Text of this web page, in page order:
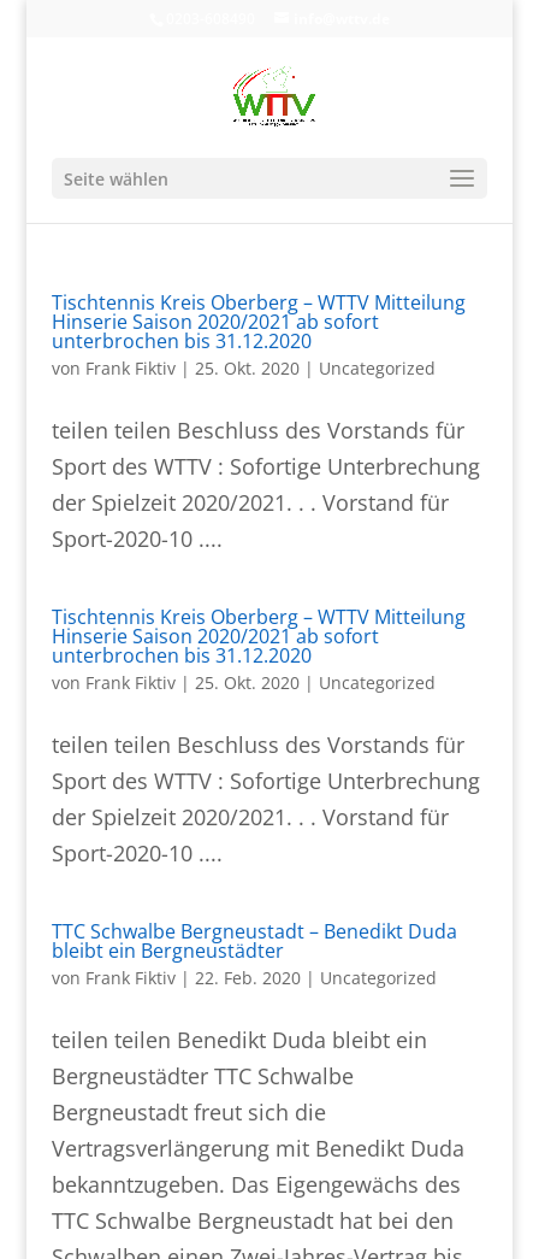
Seite wählen
Tischtennis Kreis Oberberg – WTTV Mitteilung
Hinserie Saison 2020/2021 ab sofort
unterbrochen bis 31.12.2020
von Frank Fiktiv| 25. Okt. 2020| Uncategorized
teilen teilen Beschluss des Vorstands für
Sport des WTTV : Sofortige Unterbrechung
der Spielzeit 2020/2021. . . Vorstand für
Sport-2020-10 ....
Tischtennis Kreis Oberberg – WTTV Mitteilung
Hinserie Saison 2020/2021 ab sofort
unterbrochen bis 31.12.2020
von Frank Fiktiv| 25. Okt. 2020| Uncategorized
teilen teilen Beschluss des Vorstands für
Sport des WTTV : Sofortige Unterbrechung
der Spielzeit 2020/2021. . . Vorstand für
Sport-2020-10 ....
TTC Schwalbe Bergneustadt – Benedikt Duda
bleibt ein Bergneustädter
von Frank Fiktiv| 22. Feb. 2020| Uncategorized
teilen teilen Benedikt Duda bleibt ein
Bergneustädter TTC Schwalbe
Bergneustadt freut sich die
Vertragsverlängerung mit Benedikt Duda
bekanntzugeben. Das Eigengewächs des
TTC Schwalbe Bergneustadt hat bei den